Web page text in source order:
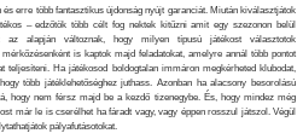
erre több fantasztikus újdonság nyújt garanciát. Miután kiválasztjátok
– edzőtök több célt fog nektek kitűzni amit egy szezonon belül
az alapján változnak, hogy milyen típusú játékost választotok
is kaptok majd feladatokat, amelyre annál több pontot
Ha játékosod boldogtalan immáron megkérheted klubodat,
több játéklehetőséghez juthass. Azonban ha alacsony besorolású
hogy nem férsz majd be a kezdő tizenegybe. És, hogy mindez még
már le is cserélhet ha fáradt vagy, vagy éppen rosszul játszol. Végül
pályafutásotokat.